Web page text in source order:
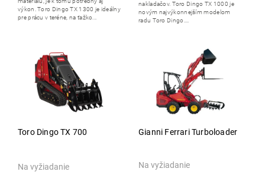
výkon. Toro Dingo TX 1300 je ideálny
pre prácu v teréne, na ťažko...
nakladačov. Toro Dingo TX 1000 je
novým najvýkonnejším modelom
radu Toro Dingo....
Toro Dingo TX 700
Na vyžiadanie
Gianni Ferrari Turboloader
Na vyžiadanie